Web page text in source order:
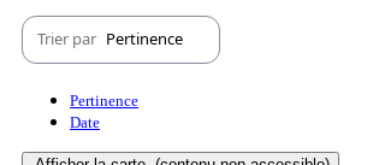
Trier par Pertinence
Pertinence
Date